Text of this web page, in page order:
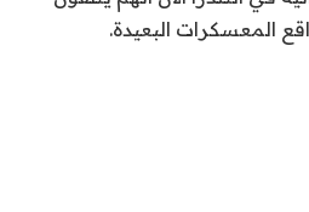
المعسكرات البعيدة.